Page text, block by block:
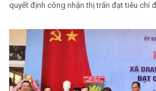
quyết định công nhận thị trấn đạt tiêu chí